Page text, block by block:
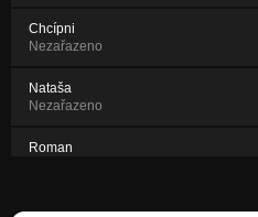
Chcípni
Nezařazeno
Nataša
Nezařazeno
Roman